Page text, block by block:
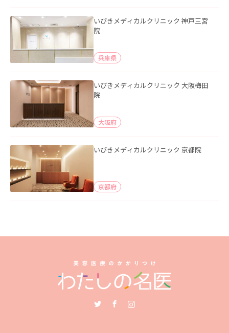
いびきメディカルクリニック 神戸三宮
院
兵庫県
いびきメディカルクリニック 大阪梅田
院
大阪府
いびきメディカルクリニック 京都院
京都府